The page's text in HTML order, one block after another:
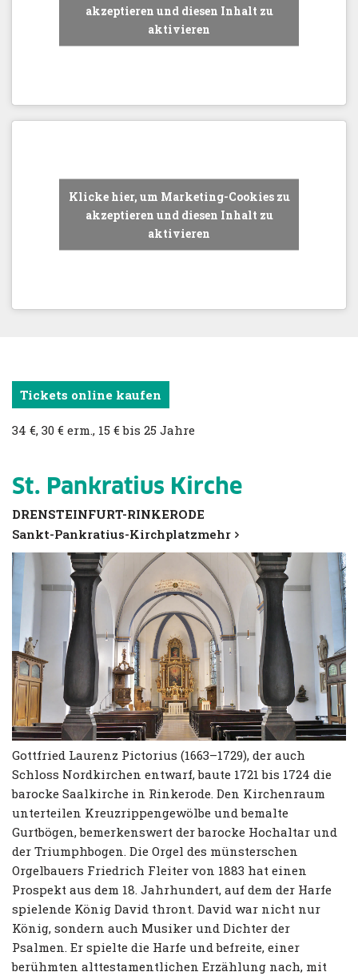
akzeptieren und diesen Inhalt zu
aktivieren
Klicke hier, um Marketing-Cookies zu
akzeptieren und diesen Inhalt zu
aktivieren
Tickets online kaufen
34 €, 30 € erm., 15 € bis 25 Jahre
St. Pankratius Kirche
DRENSTEINFURT-RINKERODE
Sankt-Pankratius-Kirchplatzmehr
Gottfried Laurenz Pictorius (1663–1729), der auch
Schloss Nordkirchen entwarf, baute 1721 bis 1724 die
barocke Saalkirche in Rinkerode. Den Kirchenraum
unterteilen Kreuzrippengewölbe und bemalte
Gurtbögen, bemerkenswert der barocke Hochaltar und
der Triumphbogen. Die Orgel des münsterschen
Orgelbauers Friedrich Fleiter von 1883 hat einen
Prospekt aus dem 18. Jahrhundert, auf dem der Harfe
spielende König David thront. David war nicht nur
König, sondern auch Musiker und Dichter der
Psalmen. Er spielte die Harfe und befreite, einer
berühmten alttestamentlichen Erzählung nach, mit